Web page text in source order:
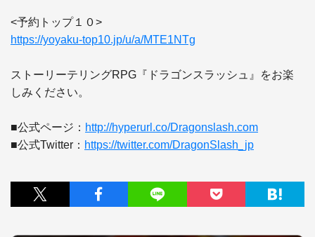
https://yoyaku-top10.jp/u/a/MTE1NTg
ストーリーテリングRPG『ドラゴンスラッシュ』をお楽
しみください。
■公式ページ： http://hyperurl.co/Dragonslash.com
■公式Twitter： https://twitter.com/DragonSlash_jp